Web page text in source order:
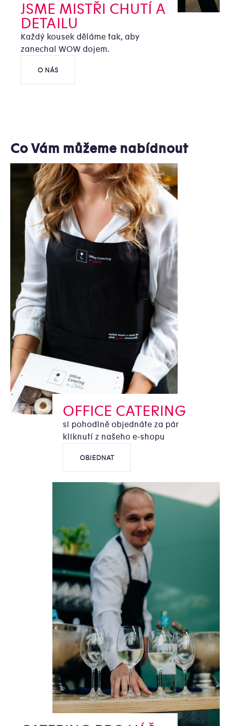
JSME MISTŘI CHUTÍ A
DETAILU
Každý kousek děláme tak, aby
zanechal WOW dojem.
O NÁS
Co Vám můžeme nabídnout
OFFICE CATERING
si pohodlně objednáte za pár
kliknutí z našeho e-shopu
OBJEDNAT